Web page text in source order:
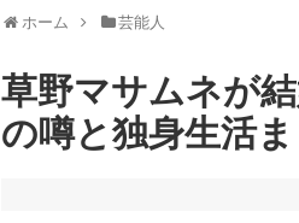
ホーム 芸能人
草野マサムネが
の噂と独身生活